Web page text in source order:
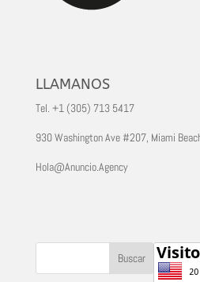
LLAMANOS
Tel. +1 (305) 713 5417
930 Washington Ave #207, Miami
Hola@Anuncio.Agency